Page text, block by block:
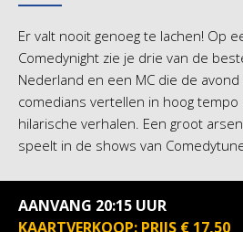
Er valt nooit genoeg te lachen! Op
Comedynight zie je drie van de
Nederland en een MC die de
comedians vertellen in hoog
hilarische verhalen. Een groot
speelt in de shows van
AANVANG 20:15 UUR
KAARTVERKOOP: PRIJS € 17,50